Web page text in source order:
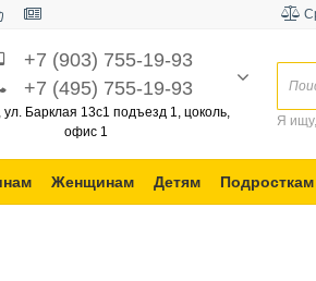
+7 (903) 755-19-93
+7 (495) 755-19-93
ул. Барклая 13с1 подъезд 1, цоколь,
офис 1
Я
Женщинам Детям Подросткам